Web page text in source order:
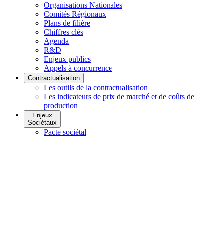
Organisations Nationales
Comités Régionaux
Plans de filière
Chiffres clés
Agenda
R&D
Enjeux publics
Appels à concurrence
Contractualisation
Les outils de la contractualisation
Les indicateurs de prix de marché et de coûts de
production
Enjeux
Sociétaux
Pacte sociétal